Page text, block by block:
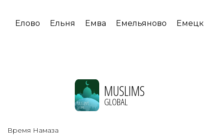
Елово Ельня Емва Емельяново Емецк
MUSLIMS
GLOBAL
Время Намаза